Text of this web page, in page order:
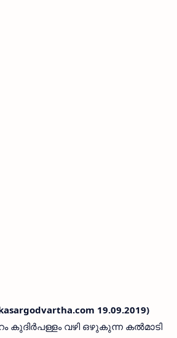
19.09.2019)
കുദിര്‍പള്ളം വഴി ഒഴുകുന്ന കല്‍മാടി